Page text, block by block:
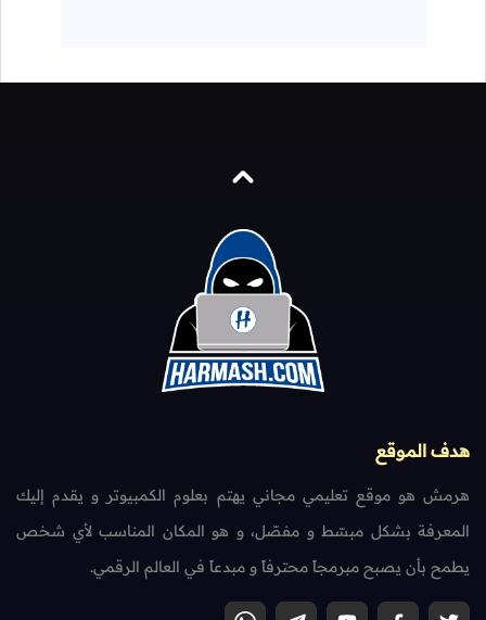
هدف الموقع
هرمش هو موقع تعليمي مجاني يهتم بعلوم الكمبيوتر و يقدم إليك
المعرفة بشكل مبسّط و مفصّل، و هو المكان المناسب لأي شخص
يطمح بأن يصبح مبرمجاً محترفاً و مبدعاً في العالم الرقمي.